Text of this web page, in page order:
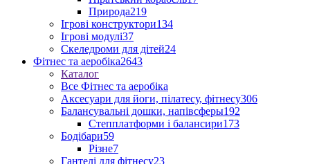
Природа219
Ігрові конструктори134
Ігрові модулі37
Скеледроми для дітей24
Фітнес та аеробіка2643
Каталог
Все Фітнес та аеробіка
Аксесуари для йоги, пілатесу, фітнесу306
Балансувальні дошки, напівсферы192
Степплатформи і балансири173
Бодібари59
Різне7
Гантелі для фітнесу23